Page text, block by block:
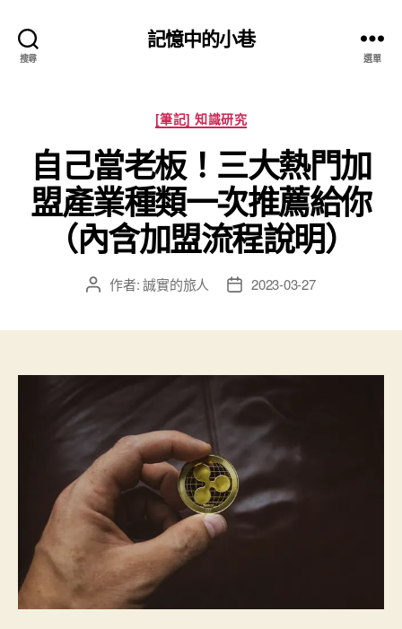
搜尋
記憶中的小巷
選單
分
類
[筆記] 知識研究
自己當老板！三大熱門加
盟產業種類一次推薦給你
（內含加盟流程說明）
文 作者:誠實的旅人
文 2023-03-27